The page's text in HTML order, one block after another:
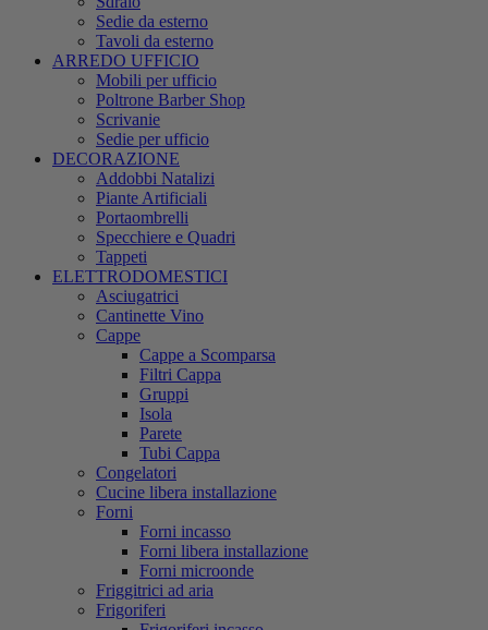
Sedie da esterno
Tavoli da esterno
ARREDO UFFICIO
Mobili per ufficio
Poltrone Barber Shop
Scrivanie
Sedie per ufficio
DECORAZIONE
Addobbi Natalizi
Piante Artificiali
Portaombrelli
Specchiere e Quadri
Tappeti
ELETTRODOMESTICI
Asciugatrici
Cantinette Vino
Cappe
Cappe a Scomparsa
Filtri Cappa
Gruppi
Isola
Parete
Tubi Cappa
Congelatori
Cucine libera installazione
Forni
Forni incasso
Forni libera installazione
Forni microonde
Friggitrici ad aria
Frigoriferi